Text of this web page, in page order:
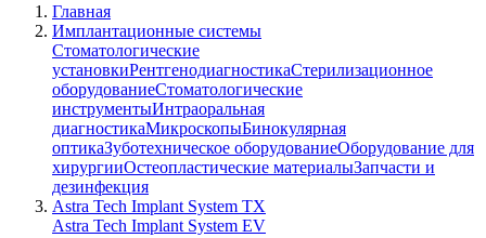
Главная
Имплантационные системы
Стоматологические
установкиРентгенодиагностикаСтерилизационное
оборудованиеСтоматологические
инструментыИнтраоральная
диагностикаМикроскопыБинокулярная
оптикаЗуботехническое оборудованиеОборудование для
хирургииОстеопластические материалыЗапчасти и
дезинфекция
Astra Tech Implant System TX
Astra Tech Implant System EV